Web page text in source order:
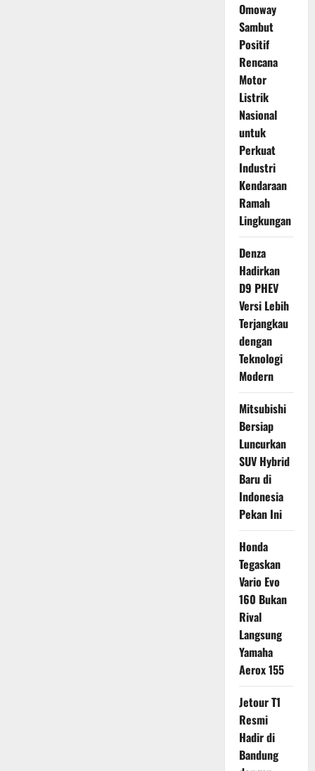
Omoway
Sambut
Positif
Rencana
Motor
Listrik
Nasional
untuk
Perkuat
Industri
Kendaraan
Ramah
Lingkungan
Denza
Hadirkan
D9 PHEV
Versi Lebih
Terjangkau
dengan
Teknologi
Modern
Mitsubishi
Bersiap
Luncurkan
SUV Hybrid
Baru di
Indonesia
Pekan Ini
Honda
Tegaskan
Vario Evo
160 Bukan
Rival
Langsung
Yamaha
Aerox 155
Jetour T1
Resmi
Hadir di
Bandung